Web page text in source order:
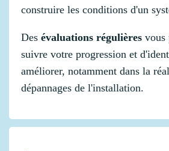
construire les conditions d'un
Des évaluations régulières vous
suivre votre progression et
améliorer, notamment dans la
dépannages de l'installation.